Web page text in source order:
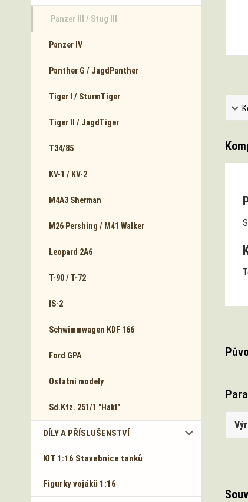
Panzer III / Stug III
Panzer IV
Panther G / JagdPanther
Tiger I / SturmTiger
Tiger II / JagdTiger
T34/85
KV-1 / KV-2
M4A3 Sherman
M26 Pershing / M41 Walker
Leopard 2A6
T-90 / T-72
IS-2
Schwimmwagen KDF 166
Ford GPA
Ostatní modely
Sd.Kfz. 251/1 "Hakl"
DÍLY A PŘÍSLUŠENSTVÍ
KIT 1:16 Stavebnice tanků
Figurky vojáků 1:16